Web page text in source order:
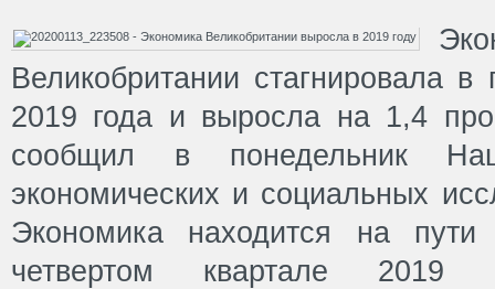
Великобритании стагнировала
2019 года и выросла на 1,4
сообщил в понедельник
экономических и социальных
Экономика находится на
четвертом квартале 2019